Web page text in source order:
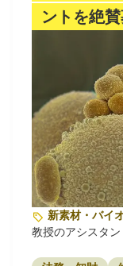
ントを絶賛
新素材・バイ
教授のアシスタン